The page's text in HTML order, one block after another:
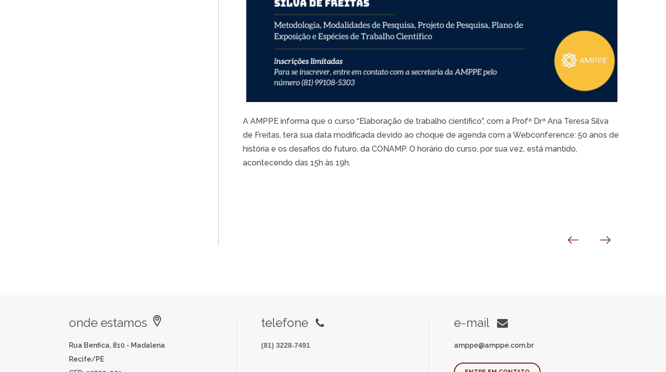
A AMPPE informa que o curso “Elaboração de trabalho científico”, com a Profª Drª Ana Teresa Silva
de Freitas, terá sua data modificada devido ao choque de agenda com a Webconference: 50 anos de
história e os desafios do futuro, da CONAMP. O horário do curso, por sua vez, está mantido,
acontecendo das 15h às 19h.
onde estamos
Rua Benfica, 810 - Madalena
Recife/PE
telefone
(81) 3228-7491
e-mail
amppe@amppe.com.br